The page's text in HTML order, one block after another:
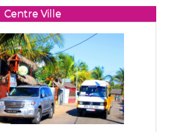
Centre Ville